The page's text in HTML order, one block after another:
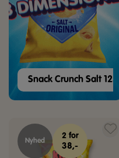
Snack Crunch Salt 125g
Nyhed
2 for
38,-